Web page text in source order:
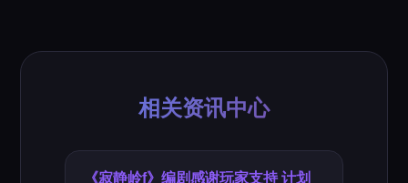
相关资讯中心
《寂静岭f》编剧感谢玩家支持 计划